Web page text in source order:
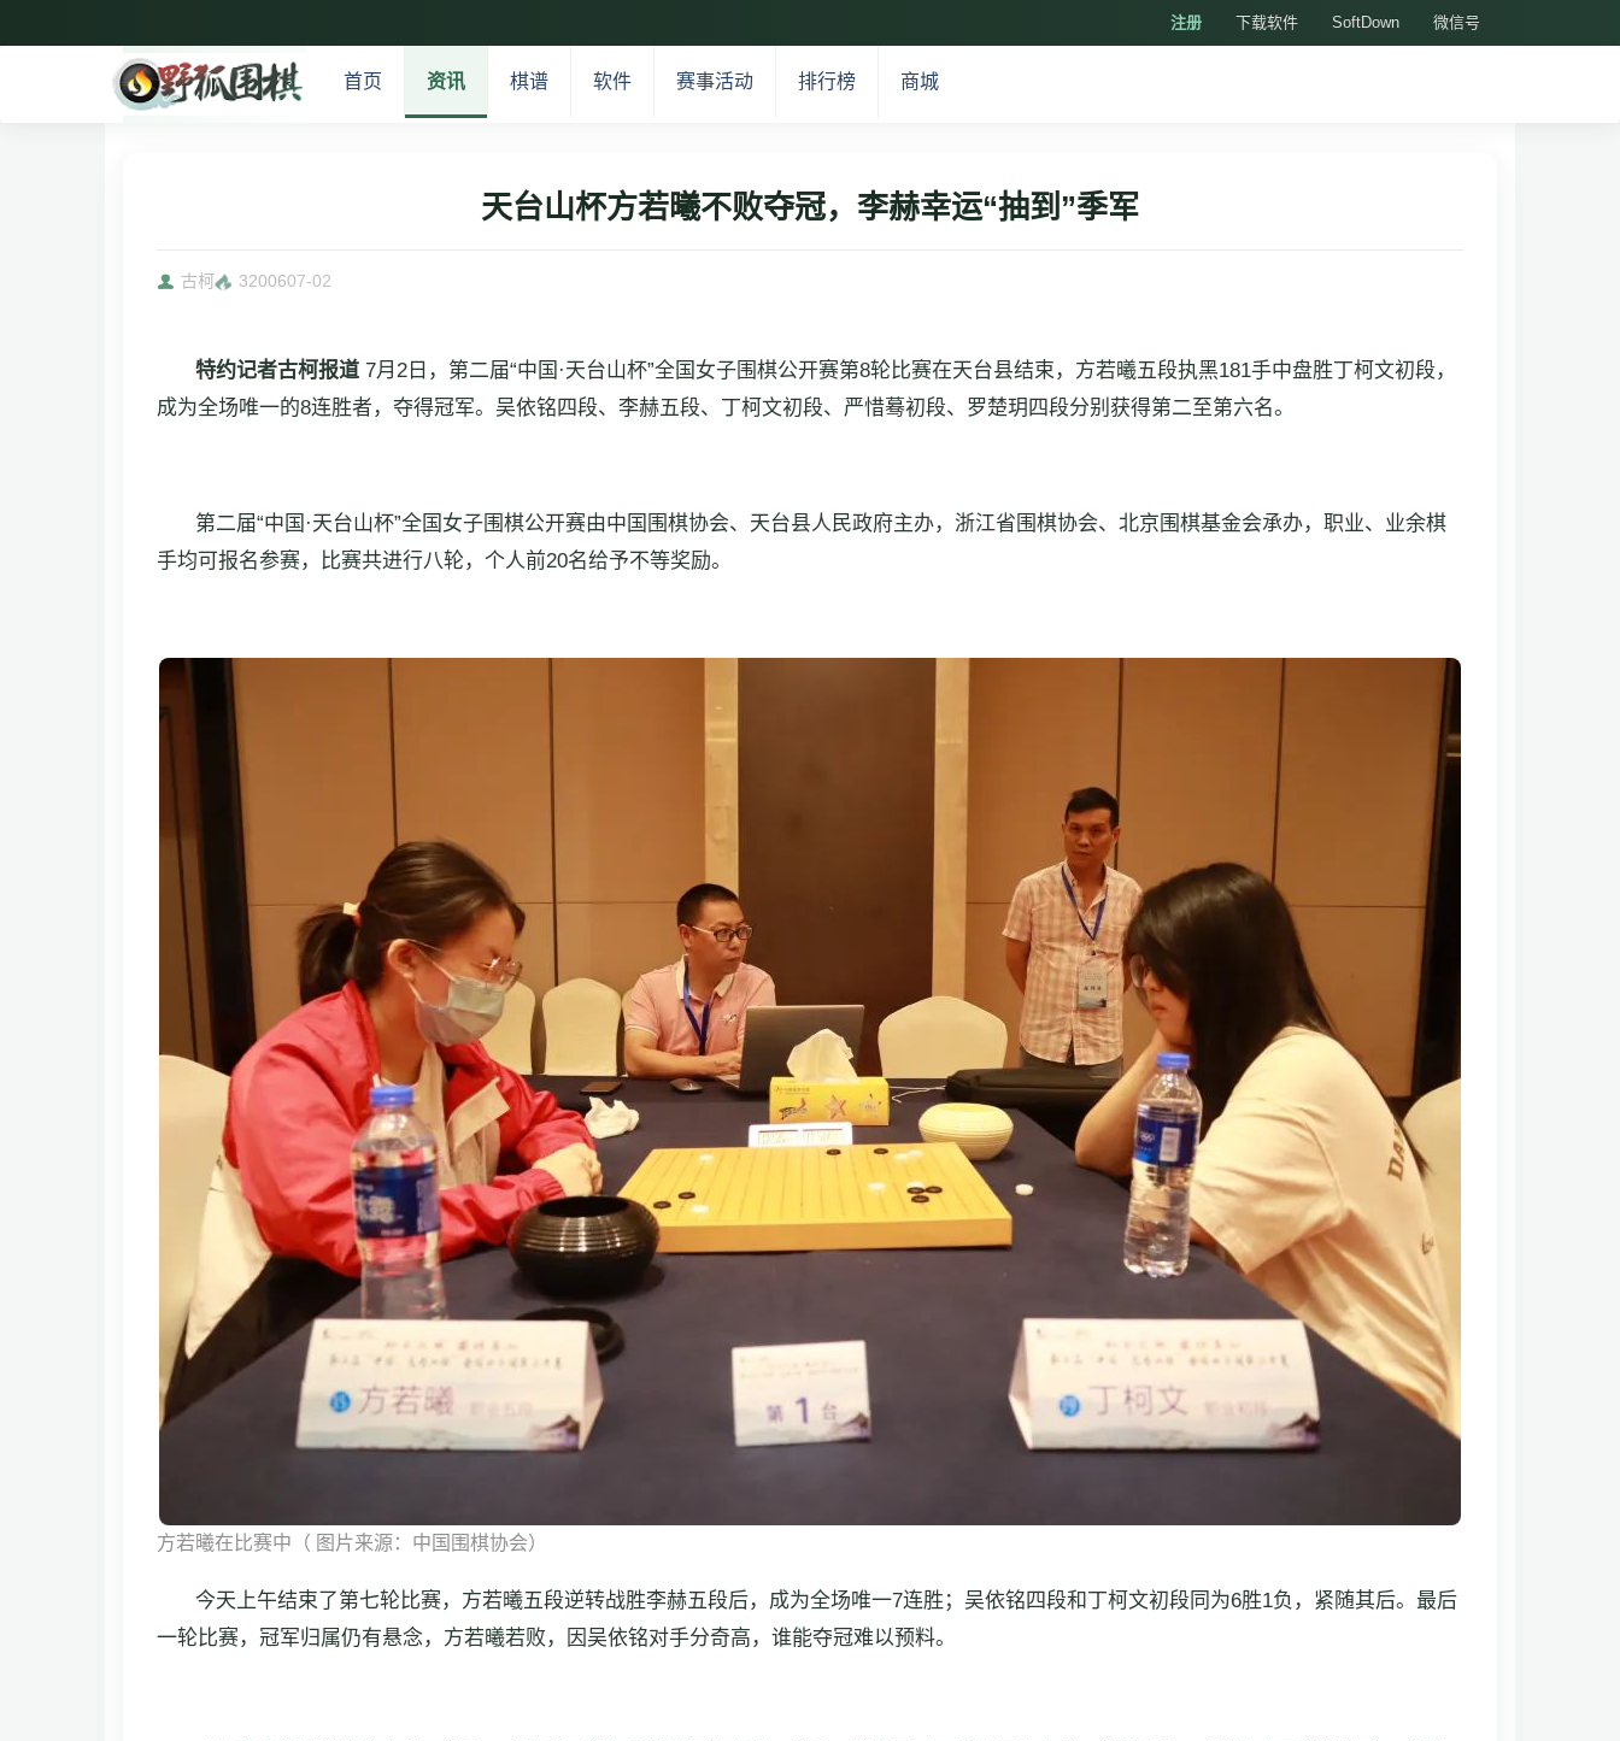
注册 下载软件 SoftDown 微信号
首页 资讯 棋谱 软件 赛事活动 排行榜 商城
天台山杯方若曦不败夺冠，李赫幸运“抽到”季军
古柯 3200607-02
特约记者古柯报道 7月2日，第二届“中国·天台山杯”全国女子围棋公开赛第8轮比赛在天台县结束，方若曦五段执黑181手中盘胜丁柯文初段，
成为全场唯一的8连胜者，夺得冠军。吴依铭四段、李赫五段、丁柯文初段、严惜蓦初段、罗楚玥四段分别获得第二至第六名。
第二届“中国·天台山杯”全国女子围棋公开赛由中国围棋协会、天台县人民政府主办，浙江省围棋协会、北京围棋基金会承办，职业、业余棋
手均可报名参赛，比赛共进行八轮，个人前20名给予不等奖励。
方若曦在比赛中（ 图片来源：中国围棋协会）
今天上午结束了第七轮比赛，方若曦五段逆转战胜李赫五段后，成为全场唯一7连胜；吴依铭四段和丁柯文初段同为6胜1负，紧随其后。最后
一轮比赛，冠军归属仍有悬念，方若曦若败，因吴依铭对手分奇高，谁能夺冠难以预料。